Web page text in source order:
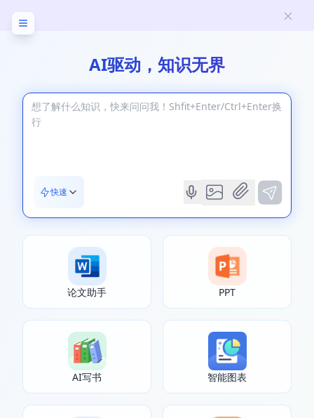
AI驱动，知识无界
快速
论文助手 PPT
AI写书 智能图表